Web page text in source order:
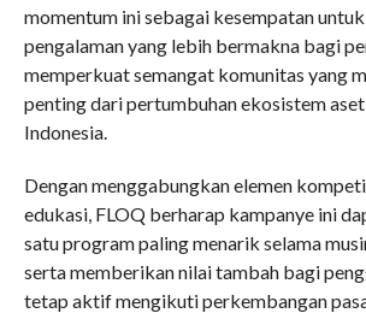
momentum ini sebagai kesempatan
pengalaman yang lebih bermakna bagi
memperkuat semangat komunitas yang
penting dari pertumbuhan ekosistem
Indonesia.
Dengan menggabungkan elemen
edukasi, FLOQ berharap kampanye ini
satu program paling menarik selama
serta memberikan nilai tambah bagi
tetap aktif mengikuti perkembangan